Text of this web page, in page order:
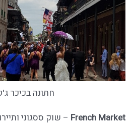
חתונה בכיכר
French Market – שוק ססגוני